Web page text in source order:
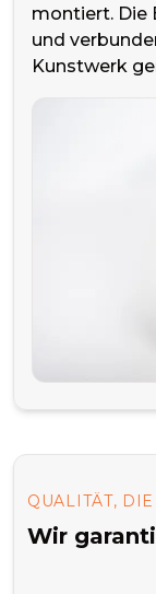
montiert. Die
und
Kunstwerk
QUALITÄT,
Wir